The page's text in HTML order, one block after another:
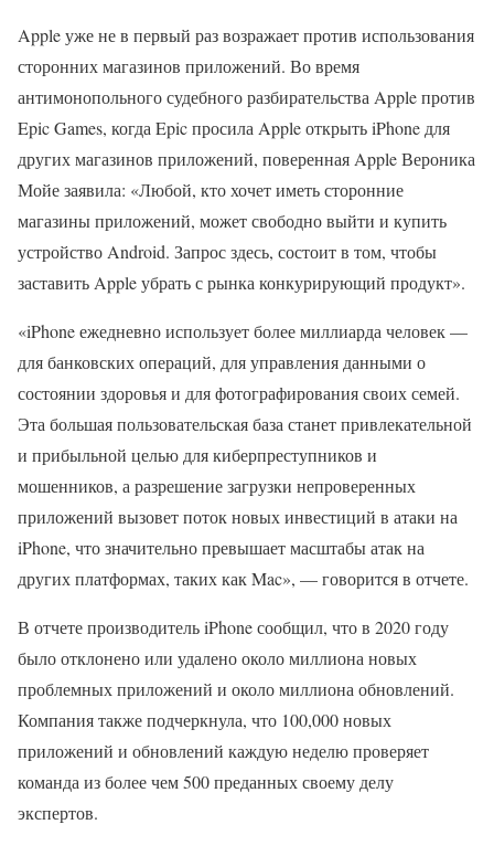
Apple уже не в первый раз возражает против использования
сторонних магазинов приложений. Во время
антимонопольного судебного разбирательства Apple против
Epic Games, когда Epic просила Apple открыть iPhone для
других магазинов приложений, поверенная Apple Вероника
Мойе заявила: «Любой, кто хочет иметь сторонние
магазины приложений, может свободно выйти и купить
устройство Android. Запрос здесь, состоит в том, чтобы
заставить Apple убрать с рынка конкурирующий продукт».
«iPhone ежедневно использует более миллиарда человек —
для банковских операций, для управления данными о
состоянии здоровья и для фотографирования своих семей.
Эта большая пользовательская база станет привлекательной
и прибыльной целью для киберпреступников и
мошенников, а разрешение загрузки непроверенных
приложений вызовет поток новых инвестиций в атаки на
iPhone, что значительно превышает масштабы атак на
других платформах, таких как Mac», — говорится в отчете.
В отчете производитель iPhone сообщил, что в 2020 году
было отклонено или удалено около миллиона новых
проблемных приложений и около миллиона обновлений.
Компания также подчеркнула, что 100,000 новых
приложений и обновлений каждую неделю проверяет
команда из более чем 500 преданных своему делу
экспертов.